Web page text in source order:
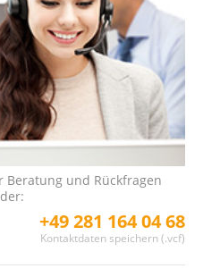
und Rückfragen
+49 281 164 04 68
Kontaktdaten speichern (.vcf)